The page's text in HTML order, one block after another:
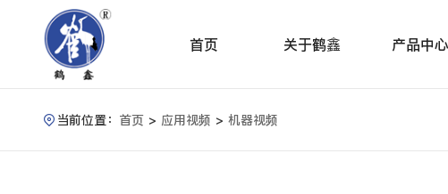
首页 关于鹤鑫 产品中心
 当前位置： 首页 > 应用视频 > 机器视频